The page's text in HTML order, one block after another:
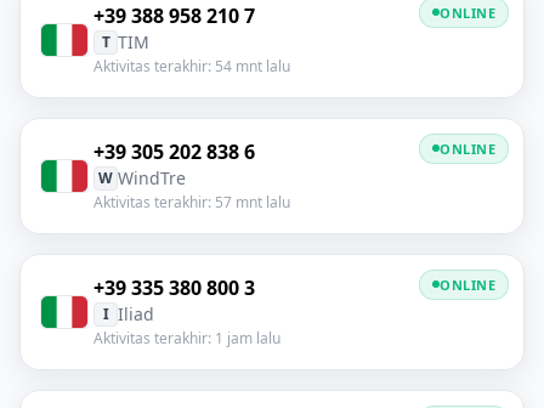
+39 388 958 210 7
T TIM
Aktivitas terakhir: 54 mnt lalu
ONLINE
+39 305 202 838 6
W WindTre
Aktivitas terakhir: 57 mnt lalu
ONLINE
+39 335 380 800 3
I Iliad
Aktivitas terakhir: 1 jam lalu
ONLINE